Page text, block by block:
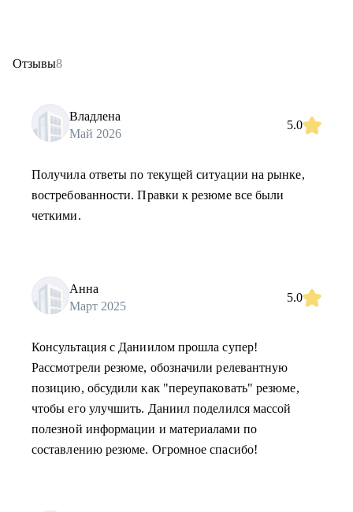
Отзывы8
Владлена
Май 2026
5.0
Получила ответы по текущей ситуации на рынке,
востребованности. Правки к резюме все были
четкими.
Анна
Март 2025
5.0
Консультация с Даниилом прошла супер!
Рассмотрели резюме, обозначили релевантную
позицию, обсудили как "переупаковать" резюме,
чтобы его улучшить. Даниил поделился массой
полезной информации и материалами по
составлению резюме. Огромное спасибо!